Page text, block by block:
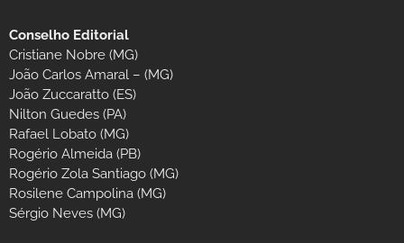
Conselho Editorial
Cristiane Nobre (MG)
João Carlos Amaral – (MG)
João Zuccaratto (ES)
Nilton Guedes (PA)
Rafael Lobato (MG)
Rogério Almeida (PB)
Rogério Zola Santiago (MG)
Rosilene Campolina (MG)
Sérgio Neves (MG)